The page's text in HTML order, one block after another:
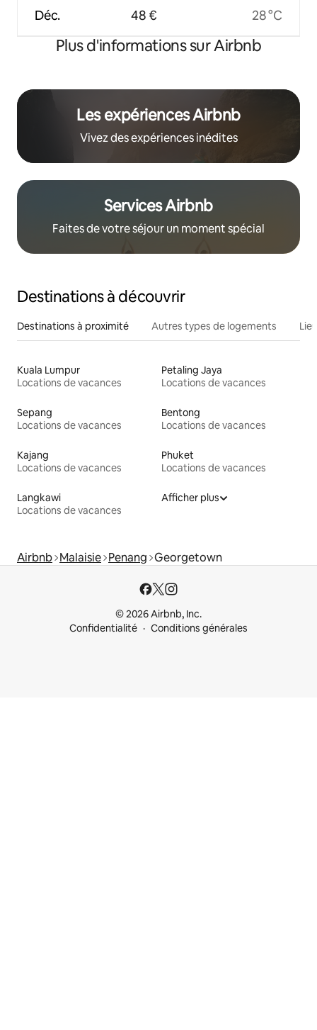
Déc. 48 € 28 °C
Plus d'informations sur Airbnb
Les expériences Airbnb
Vivez des expériences inédites
Services Airbnb
Faites de votre séjour un moment spécial
Destinations à découvrir
Destinations à proximité Autres types de logements
Kuala Lumpur
Locations de vacances
Petaling Jaya
Locations de vacances
Sepang
Locations de vacances
Bentong
Locations de vacances
Kajang
Locations de vacances
Phuket
Locations de vacances
Langkawi
Locations de vacances
Afficher plus
Airbnb Malaisie Penang Georgetown
© 2026 Airbnb, Inc.
Confidentialité
Conditions générales